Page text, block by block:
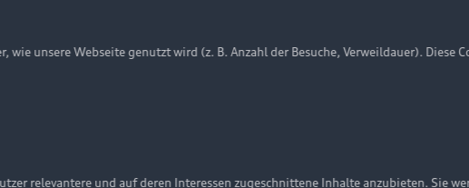
Cookie-Einstellungen Cookie-Richtlinie
am Fahrzeug bei allen Abbildungen auf dieser Webseite kann
unsere Webseite genutzt wird (z. B. Anzahl der Besuche, Verweildauer). Diese
relevantere und auf deren Interessen zugeschnittene Inhalte anzubieten. Sie